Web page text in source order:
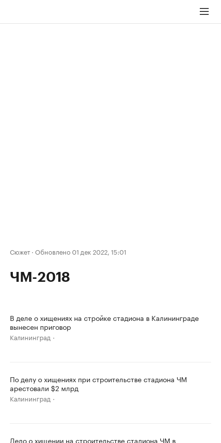
Сюжет · Обновлено 01 дек 2022, 15:01
ЧМ-2018
В деле о хищениях на стройке стадиона в Калининграде
вынесен приговор
Калининград
По делу о хищениях при строительстве стадиона ЧМ
арестовали $2 млрд
Калининград
Дело о хищении на строительстве стадиона ЧМ в